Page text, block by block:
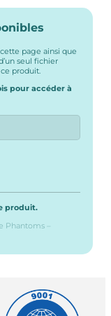
page ainsi que
seul fichier
produit.
pour accéder à
produit.
Phantoms –